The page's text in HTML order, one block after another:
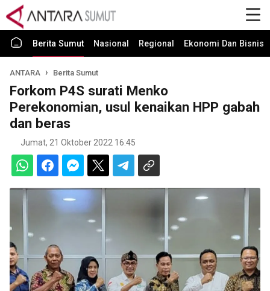
Berita Sumut Nasional Regional Ekonomi Dan Bisnis
ANTARA Berita Sumut
Forkom P4S surati Menko
Perekonomian, usul kenaikan HPP gabah
dan beras
Jumat, 21 Oktober 2022 16:45